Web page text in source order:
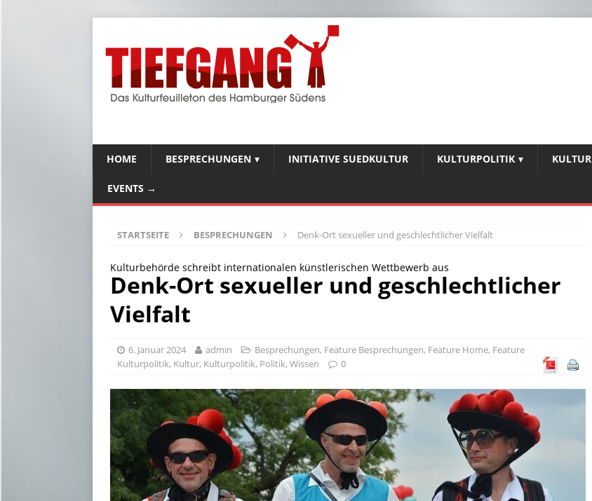
HOME BESPRECHUNGEN INITIATIVE SUEDKULTUR KULTURPOLITIK KULTUR
EVENTS →
STARTSEITE BESPRECHUNGEN Denk-Ort sexueller und geschlechtlicher Vielfalt
Kulturbehörde schreibt internationalen künstlerischen Wettbewerb aus
Denk-Ort sexueller und geschlechtlicher
Vielfalt
6. Januar 2024 admin Besprechungen, Feature Besprechungen, Feature Home, Feature
Kulturpolitik, Kultur, Kulturpolitik, Politik, Wissen 0